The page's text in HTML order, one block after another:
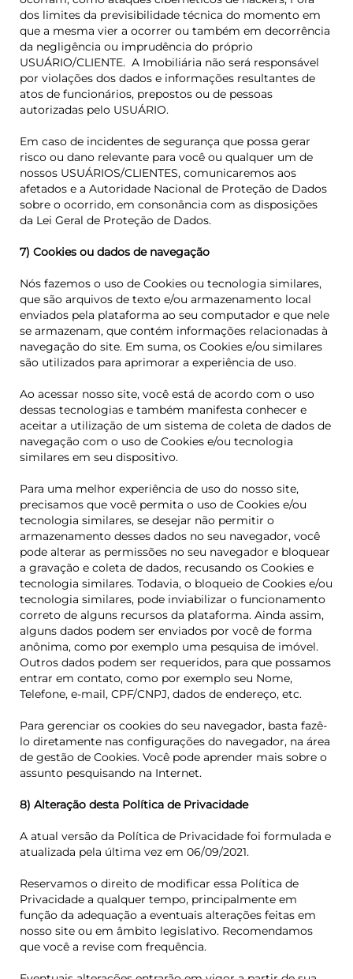
dos limites da previsibilidade técnica do momento em
que a mesma vier a ocorrer ou também em decorrência
da negligência ou imprudência do próprio
USUÁRIO/CLIENTE. A Imobiliária não será responsável
por violações dos dados e informações resultantes de
atos de funcionários, prepostos ou de pessoas
autorizadas pelo USUÁRIO.
Em caso de incidentes de segurança que possa gerar
risco ou dano relevante para você ou qualquer um de
nossos USUÁRIOS/CLIENTES, comunicaremos aos
afetados e a Autoridade Nacional de Proteção de Dados
sobre o ocorrido, em consonância com as disposições
da Lei Geral de Proteção de Dados.
7) Cookies ou dados de navegação
Nós fazemos o uso de Cookies ou tecnologia similares,
que são arquivos de texto e/ou armazenamento local
enviados pela plataforma ao seu computador e que nele
se armazenam, que contém informações relacionadas à
navegação do site. Em suma, os Cookies e/ou similares
são utilizados para aprimorar a experiência de uso.
Ao acessar nosso site, você está de acordo com o uso
dessas tecnologias e também manifesta conhecer e
aceitar a utilização de um sistema de coleta de dados de
navegação com o uso de Cookies e/ou tecnologia
similares em seu dispositivo.
Para uma melhor experiência de uso do nosso site,
precisamos que você permita o uso de Cookies e/ou
tecnologia similares, se desejar não permitir o
armazenamento desses dados no seu navegador, você
pode alterar as permissões no seu navegador e bloquear
a gravação e coleta de dados, recusando os Cookies e
tecnologia similares. Todavia, o bloqueio de Cookies e/ou
tecnologia similares, pode inviabilizar o funcionamento
correto de alguns recursos da plataforma. Ainda assim,
alguns dados podem ser enviados por você de forma
anônima, como por exemplo uma pesquisa de imóvel.
Outros dados podem ser requeridos, para que possamos
entrar em contato, como por exemplo seu Nome,
Telefone, e-mail, CPF/CNPJ, dados de endereço, etc.
Para gerenciar os cookies do seu navegador, basta fazê-
lo diretamente nas configurações do navegador, na área
de gestão de Cookies. Você pode aprender mais sobre o
assunto pesquisando na Internet.
8) Alteração desta Política de Privacidade
A atual versão da Política de Privacidade foi formulada e
atualizada pela última vez em 06/09/2021.
Reservamos o direito de modificar essa Política de
Privacidade a qualquer tempo, principalmente em
função da adequação a eventuais alterações feitas em
nosso site ou em âmbito legislativo. Recomendamos
que você a revise com frequência.